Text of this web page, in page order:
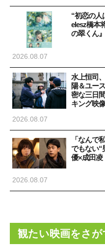
“初恋の人
elesz橋本
の翠くん
2026.08.07
水上恒司
陽＆ユー
密な三日
キング映像
2026.08.07
「なんで
でもない“
優×成田凌
2026.08.07
観たい映画をさが